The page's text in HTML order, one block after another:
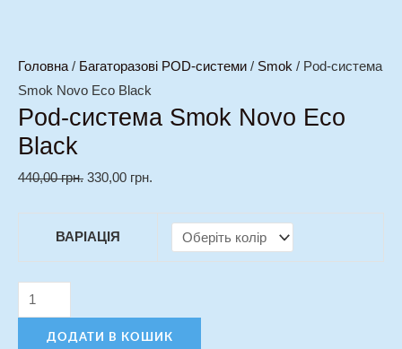
Головна/ Багаторазові POD-системи / Smok / Pod-система
Smok Novo Eco Black
Pod-система Smok Novo Eco
Black
440,00грн. 330,00 грн.
ВАРІАЦІЯ
ДОДАТИ В КОШИК